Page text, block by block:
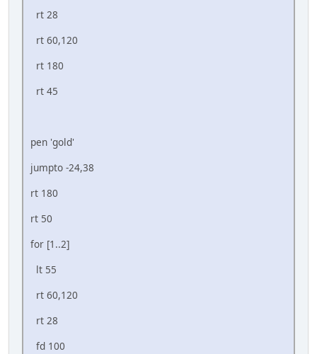
rt 28
rt 60,120
rt 180
rt 45
pen 'gold'
jumpto -24,38
rt 180
rt 50
for [1..2]
lt 55
rt 60,120
rt 28
fd 100